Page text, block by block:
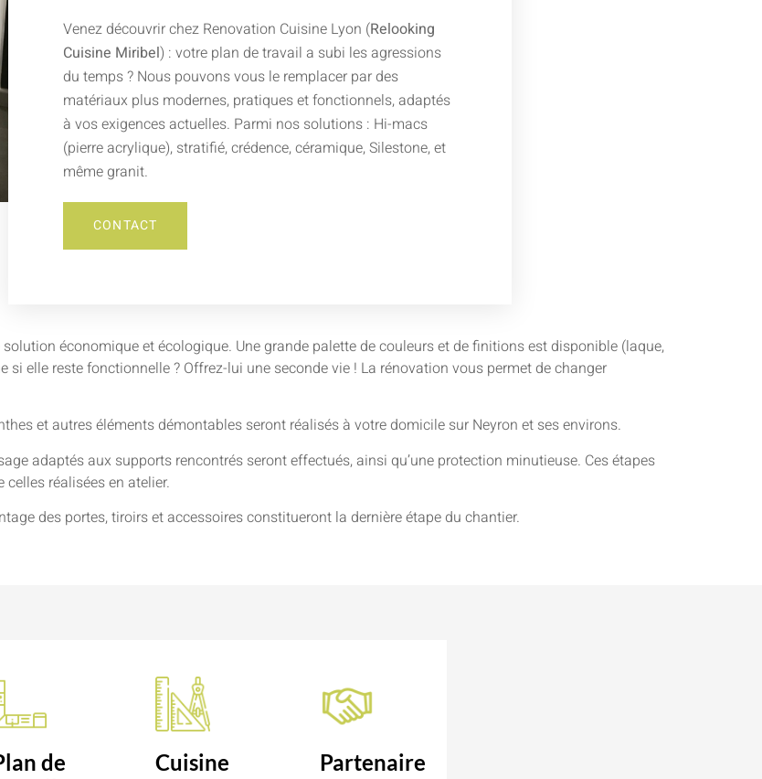
Venez découvrir chez Renovation Cuisine Lyon (Relooking
Cuisine Miribel) : votre plan de travail a subi les agressions
du temps ? Nous pouvons vous le remplacer par des
matériaux plus modernes, pratiques et fonctionnels, adaptés
à vos exigences actuelles. Parmi nos solutions : Hi-macs
(pierre acrylique), stratifié, crédence, céramique, Silestone, et
même granit.
CONTACT
économique et écologique. Une grande palette de couleurs et de finitions est disponible (laque,
si elle reste fonctionnelle ? Offrez-lui une seconde vie ! La rénovation vous permet de changer
et autres éléments démontables seront réalisés à votre domicile sur Neyron et ses environs.
adaptés aux supports rencontrés seront effectués, ainsi qu’une protection minutieuse. Ces étapes
réalisées en atelier.
des portes, tiroirs et accessoires constitueront la dernière étape du chantier.
de
Cuisine
Partenaire